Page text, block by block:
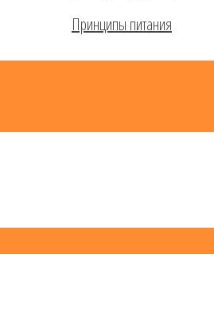
Принципы питания